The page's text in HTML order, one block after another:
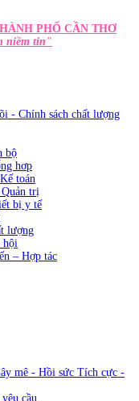
PHỐ CẦN THƠ
niềm tin"
- Chính sách chất lượng
bộ
hơp
toán
trị
bị y tế
lượng
hội
– Hợp tác
mê - Hồi sức Tích cực -
cầu